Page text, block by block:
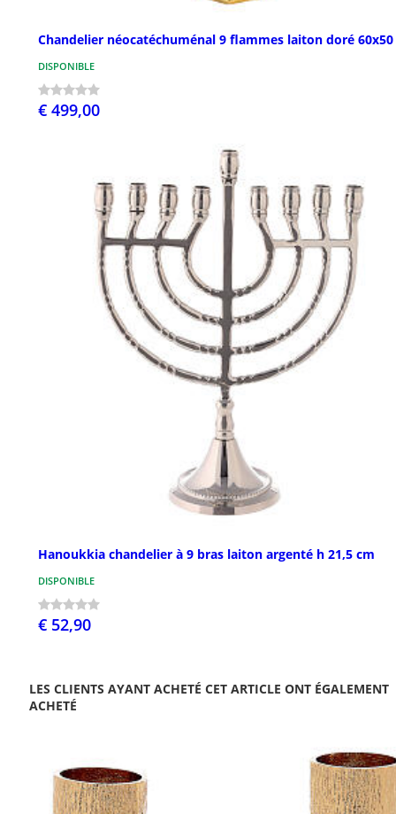
Chandelier néocatéchuménal 9 flammes laiton doré
DISPONIBLE
€ 499,00
Hanoukkia chandelier à 9 bras laiton argenté h 21,5 cm
DISPONIBLE
€ 52,90
LES CLIENTS AYANT ACHETÉ CET ARTICLE ONT ÉGALEMENT
ACHETÉ